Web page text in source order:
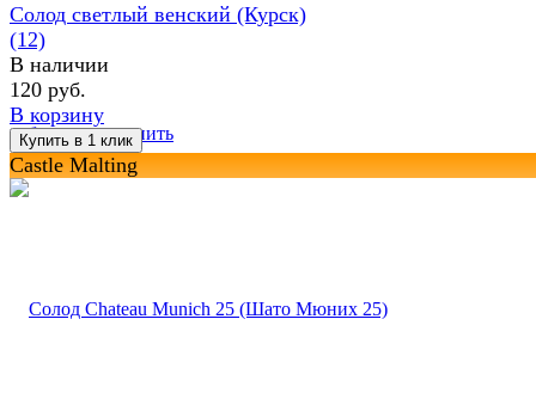
избранное сравнить
Солод светлый венский (Курск)
(12)
В наличии
120 руб.
В корзину
Castle Malting